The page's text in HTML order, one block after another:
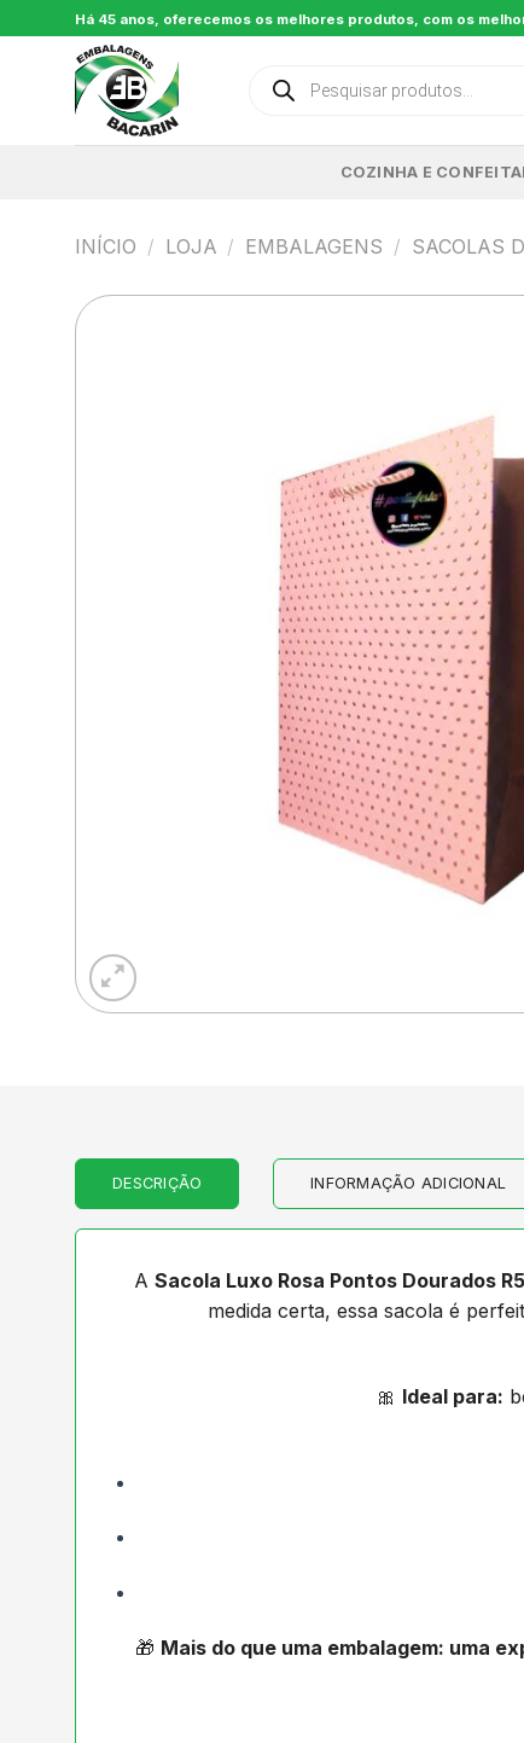
to
Há 45 anos, oferecemos os melhores produtos, com os
produtos
COZINHA E
INÍCIO / LOJA / EMBALAGENS / SACOLAS
DESCRIÇÃO INFORMAÇÃO ADICIONAL
A Sacola Luxo Rosa Pontos Dourados
medida certa, essa sacola é
🎀 Ideal para:
🎁 Mais do que uma embalagem: uma